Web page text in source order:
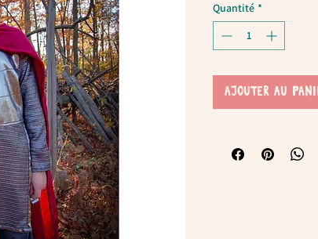
Quantité *
AJOUTER AU